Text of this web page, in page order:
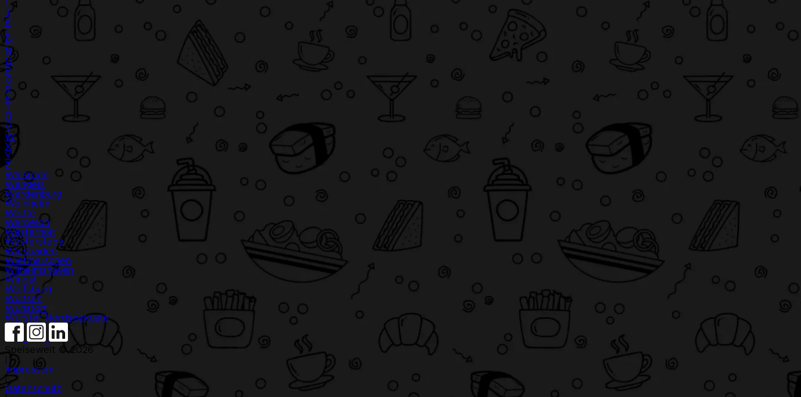
J
K
L
M
N
O
P
Q
R
S
T
U
V
W
X
Y
Z
Walsrode
Wangels
Wardenburg
Weinheim
Werlte
Werpeloh
Westerholt
Westerstede
Wiesbaden
Wietmarschen
Wilhelmshaven
Wingst
Wolfsburg
Wulfsen
Wunstorf
Wurster Nordseeküste
Speisewelt © 2026
Impressum
|
Datenschutz